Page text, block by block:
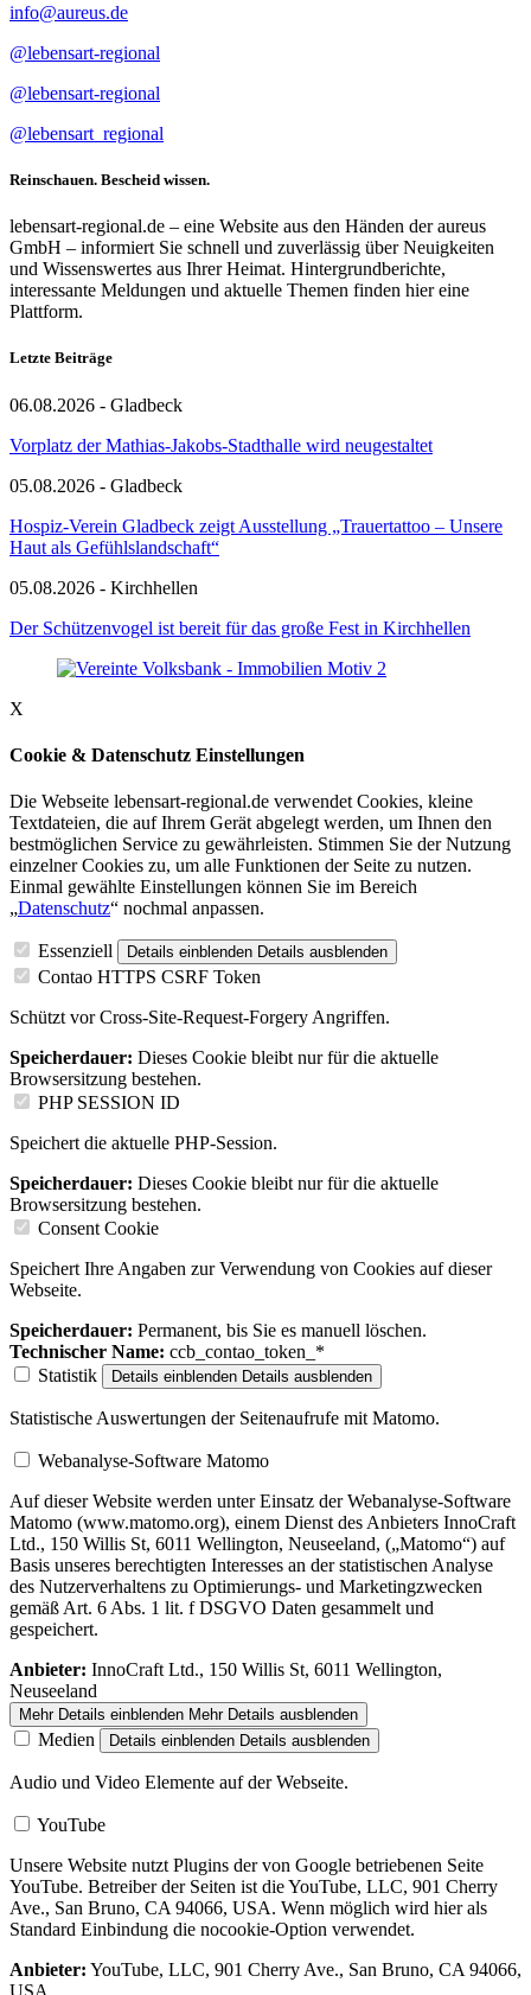
info@aureus.de
@lebensart-regional
@lebensart-regional
@lebensart_regional
Reinschauen. Bescheid wissen.
lebensart-regional.de – eine Website aus den Händen der aureus
GmbH – informiert Sie schnell und zuverlässig über Neuigkeiten
und Wissenswertes aus Ihrer Heimat. Hintergrundberichte,
interessante Meldungen und aktuelle Themen finden hier eine
Plattform.
Letzte Beiträge
06.08.2026 - Gladbeck
Vorplatz der Mathias-Jakobs-Stadthalle wird neugestaltet
05.08.2026 - Gladbeck
Hospiz-Verein Gladbeck zeigt Ausstellung „Trauertattoo – Unsere
Haut als Gefühlslandschaft“
05.08.2026 - Kirchhellen
Der Schützenvogel ist bereit für das große Fest in Kirchhellen
X
Cookie & Datenschutz Einstellungen
Die Webseite lebensart-regional.de verwendet Cookies, kleine
Textdateien, die auf Ihrem Gerät abgelegt werden, um Ihnen den
bestmöglichen Service zu gewährleisten. Stimmen Sie der Nutzung
einzelner Cookies zu, um alle Funktionen der Seite zu nutzen.
Einmal gewählte Einstellungen können Sie im Bereich
„Datenschutz“ nochmal anpassen.
Essenziell Details einblenden Details ausblenden
Contao HTTPS CSRF Token
Schützt vor Cross-Site-Request-Forgery Angriffen.
Speicherdauer: Dieses Cookie bleibt nur für die aktuelle
Browsersitzung bestehen.
PHP SESSION ID
Speichert die aktuelle PHP-Session.
Speicherdauer: Dieses Cookie bleibt nur für die aktuelle
Browsersitzung bestehen.
Consent Cookie
Speichert Ihre Angaben zur Verwendung von Cookies auf dieser
Webseite.
Speicherdauer: Permanent, bis Sie es manuell löschen.
Technischer Name: ccb_contao_token_*
Statistik
Details einblenden Details ausblenden
Statistische Auswertungen der Seitenaufrufe mit Matomo.
Webanalyse-Software Matomo
Auf dieser Website werden unter Einsatz der Webanalyse-Software
Matomo (www.matomo.org), einem Dienst des Anbieters InnoCraft
Ltd., 150 Willis St, 6011 Wellington, Neuseeland, („Matomo“) auf
Basis unseres berechtigten Interesses an der statistischen Analyse
des Nutzerverhaltens zu Optimierungs- und Marketingzwecken
gemäß Art. 6 Abs. 1 lit. f DSGVO Daten gesammelt und
gespeichert.
Anbieter: InnoCraft Ltd., 150 Willis St, 6011 Wellington,
Neuseeland
Mehr Details einblenden Mehr Details ausblenden
Medien Details einblenden Details ausblenden
Audio und Video Elemente auf der Webseite.
YouTube
Unsere Website nutzt Plugins der von Google betriebenen Seite
YouTube. Betreiber der Seiten ist die YouTube, LLC, 901 Cherry
Ave., San Bruno, CA 94066, USA. Wenn möglich wird hier als
Standard Einbindung die nocookie-Option verwendet.
Anbieter: YouTube, LLC, 901 Cherry Ave., San Bruno, CA 94066,